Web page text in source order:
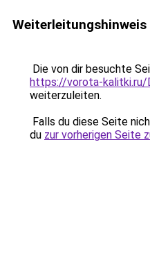
Weiterleitungshinweis
Die von dir besuchte
https://vorota-kalitki.ru/
weiterzuleiten.
Falls du diese Seite
du zur vorherigen Seite